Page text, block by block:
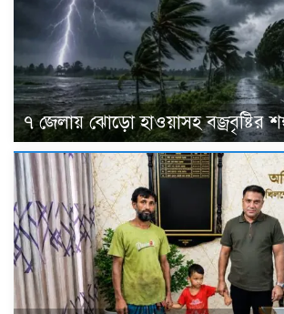
৭ জেলায় ঝোড়ো হাওয়াসহ বজ্রবৃষ্টির